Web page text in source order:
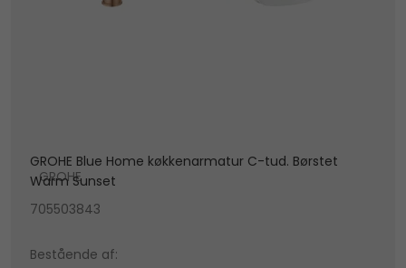
GROHE Blue Home køkkenarmatur C-tud. Børstet
Warm Sunset
GROHE
705503843
Bestående af: